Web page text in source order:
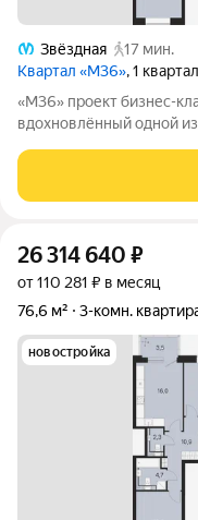
Звёздная
17 мин.
Квартал «М36», 1
«М36» проект бизнес-класса от группы компаний «КВС»,
вдохновлённый одной
Возничего. В
точность и уверенность
26 314 640 ₽
от 110 281 ₽ в месяц
76,6 м²
3-комн.
новостройка